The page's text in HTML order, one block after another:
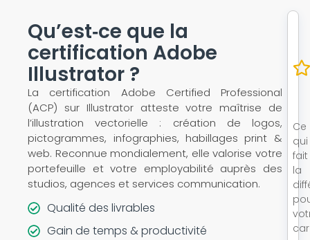
Qu’est‑ce que la
certification Adobe
Illustrator ?
La certification Adobe Certified Professional
(ACP) sur Illustrator atteste votre maîtrise de
l’illustration vectorielle : création de logos,
pictogrammes, infographies, habillages print &
web. Reconnue mondialement, elle valorise votre
portefeuille et votre employabilité auprès des
studios, agences et services communication.
Qualité des livrables
Gain de temps & productivité
Ce
qui
fait
la